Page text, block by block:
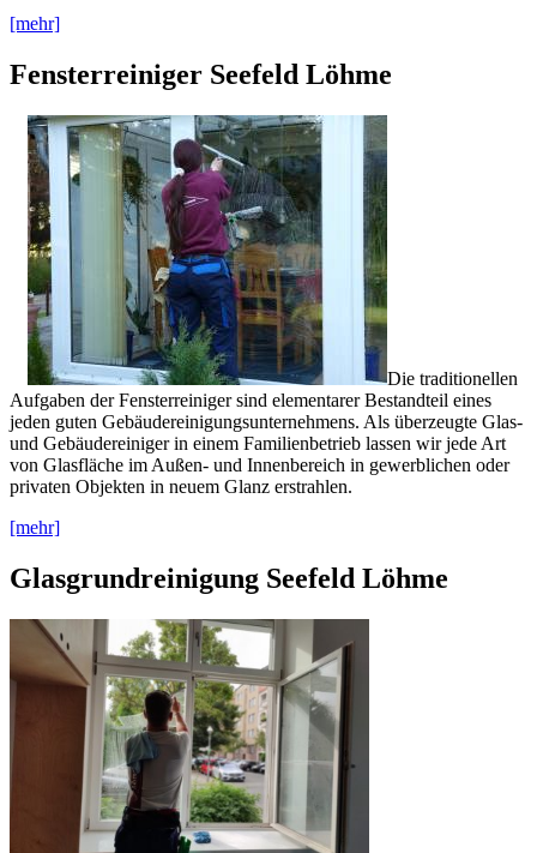
[mehr]
Fensterreiniger Seefeld Löhme
Die traditionellen
Aufgaben der Fensterreiniger sind elementarer Bestandteil eines
jeden guten Gebäudereinigungsunternehmens. Als überzeugte Glas-
und Gebäudereiniger in einem Familienbetrieb lassen wir jede Art
von Glasfläche im Außen- und Innenbereich in gewerblichen oder
privaten Objekten in neuem Glanz erstrahlen.
[mehr]
Glasgrundreinigung Seefeld Löhme